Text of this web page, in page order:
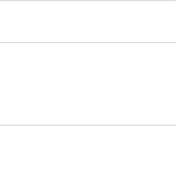
kann ein solches
einer Festoper etwa,
neuen Werken.
Sparten. In dieser
«Rheingold» und
stehen, sondern